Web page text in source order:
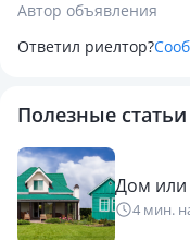
Автор объявления
Ответил риелтор?
Полезные статьи
Дом или
4 мин.